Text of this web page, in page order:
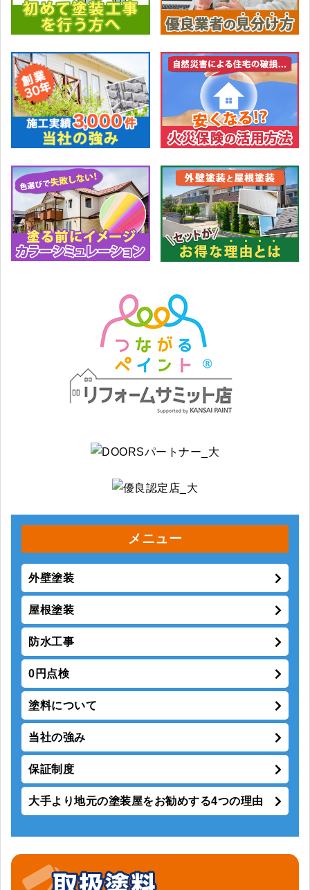
メニュー
外壁塗装
屋根塗装
防水工事
0円点検
塗料について
当社の強み
保証制度
大手より地元の塗装屋をお勧めする4つの理由